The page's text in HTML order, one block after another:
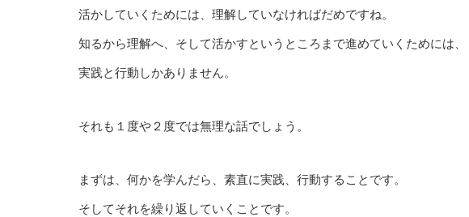
活かしていくためには、理解していなければだめですね。
知るから理解へ、そして活かすというところまで進めていくためには、
実践と行動しかありません。
それも１度や２度では無理な話でしょう。
まずは、何かを学んだら、素直に実践、行動することです。
そしてそれを繰り返していくことです。